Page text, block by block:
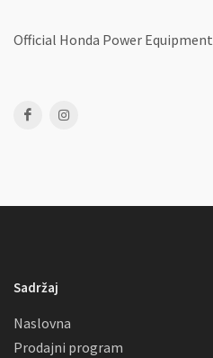
Official Honda Power Equipment
Sadržaj
Naslovna
Prodajni program